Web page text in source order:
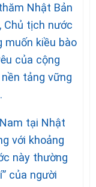
Nhật Bản
Chủ tịch nước
muốn kiều bào
của cộng
tảng vững
tại Nhật
với khoảng
này thường
của người